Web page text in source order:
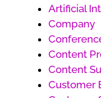
Artificial
Company
Content
Content
Customer